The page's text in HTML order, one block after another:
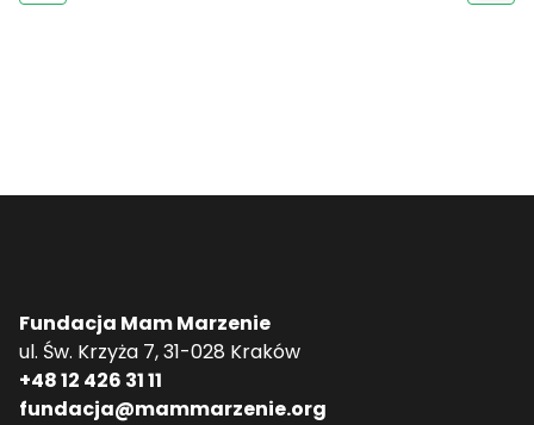
Fundacja Mam Marzenie
ul. Św. Krzyża 7, 31-028 Kraków
+48 12 426 31 11
fundacja@mammarzenie.org